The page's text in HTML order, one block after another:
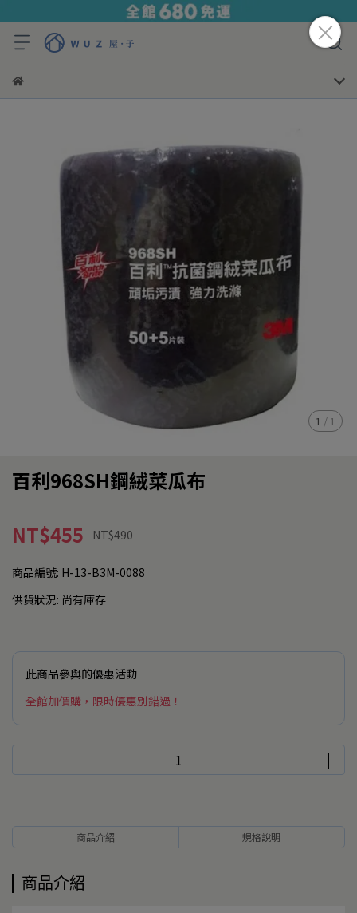
1 / 1
百利968SH鋼絨菜瓜布
NT$455 NT$490
商品編號: H-13-B3M-0088
供貨狀況: 尚有庫存
此商品參與的優惠活動
全館加價購，限時優惠別錯過！
商品介紹 規格說明
商品介紹